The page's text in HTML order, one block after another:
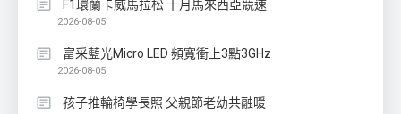
F1環蘭卡威馬拉松 十月馬來西亞競速
2026-08-05
富采藍光Micro LED 頻寬衝上3點3GHz
2026-08-05
孩子推輪椅學長照 父親節老幼共融暖